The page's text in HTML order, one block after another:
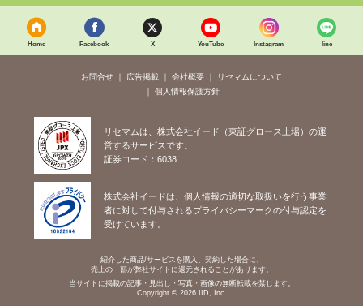
Home Facebook X YouTube Instagram line
お問合せ 広告掲載 会社概要
リセマムについて
個人情報保護方針
リセマムは、株式会社イード（東証グロース上場）の運
営するサービスです。
証券コード：6038
株式会社イードは、個人情報の適切な取扱いを行う事業
者に対して付与されるプライバシーマークの付与認定を
受けています。
紹介した商品/サービスを購入、契約した場合に、
売上の一部が弊社サイトに還元されることがあります。
当サイトに掲載の記事・見出し・写真・画像の無断転載を禁じます。
Copyright © 2026 IID, Inc.